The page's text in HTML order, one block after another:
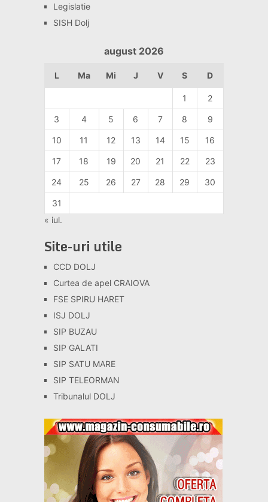
Legislatie
SISH Dolj
august 2026
L Ma Mi J V S D
1 2
3 4 5 6 7 8 9
10 11 12 13 14 15 16
17 18 19 20 21 22 23
24 25 26 27 28 29 30
31
« iul.
Site-uri utile
CCD DOLJ
Curtea de apel CRAIOVA
FSE SPIRU HARET
ISJ DOLJ
SIP BUZAU
SIP GALATI
SIP SATU MARE
SIP TELEORMAN
Tribunalul DOLJ